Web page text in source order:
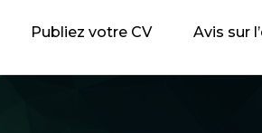
Publiez votre CV Avis sur